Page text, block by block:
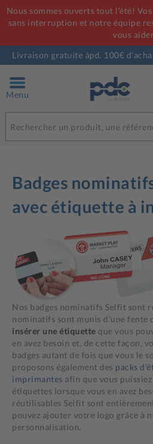
Nous sommes ouverts tout l'été!
sans interruption et notre équipe
vous
Livraison gratuite àpd. 100€
Menu
Badges
avec étiquette à
Nos badges nominatifs Selfit sont
nominatifs sont munis d’une fente
insérer une étiquette que vous
en avez besoin et, de cette façon,
badges autant de fois que vous le
proposons également des packs
imprimantes afin que vous
étiquettes lorsque vous en avez
réutilisables Selfit sont
pouvez ajouter votre logo grâce à
personnalisation.